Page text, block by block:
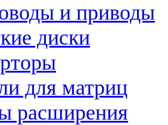
и приводы
диски
для матриц
расширения